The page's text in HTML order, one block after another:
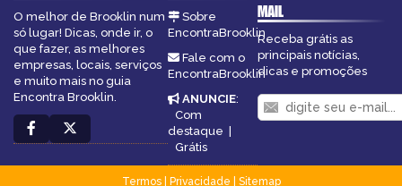
O melhor de Brooklin num
só lugar! Dicas, onde ir, o
que fazer, as melhores
empresas, locais, serviços
e muito mais no guia
Encontra Brooklin.
Sobre
EncontraBrooklin
Fale com o
EncontraBrooklin
ANUNCIE:
Com
destaque |
Grátis
MAIL
Receba grátis as
principais notícias,
dicas e promoções
Termos| Privacidade
Sitemap